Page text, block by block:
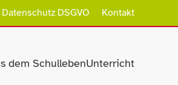
Datenschutz DSGVO Kontakt
dem SchullebenUnterricht